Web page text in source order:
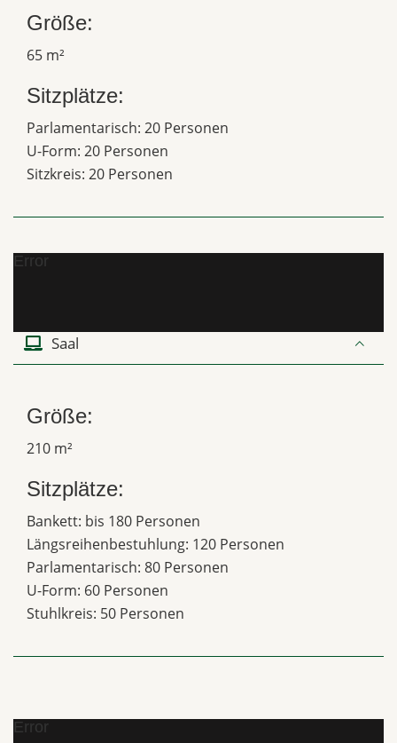
Größe:
65 m²
Sitzplätze:
Parlamentarisch: 20 Personen
U-Form: 20 Personen
Sitzkreis: 20 Personen
Error
Saal
Größe:
210 m²
Sitzplätze:
Bankett: bis 180 Personen
Längsreihenbestuhlung: 120 Personen
Parlamentarisch: 80 Personen
U-Form: 60 Personen
Stuhlkreis: 50 Personen
Error